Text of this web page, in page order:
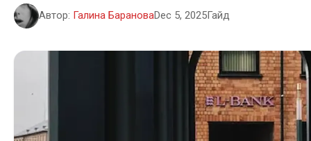
Автор: Галина БарановаDec 5, 2025Гайд